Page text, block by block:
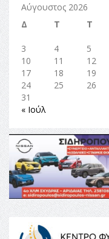
Αύγουστος 2026
Δ
Τ Τ
3
4 5
10
11 12
17
18 19
24
25 26
31
« Ιούλ